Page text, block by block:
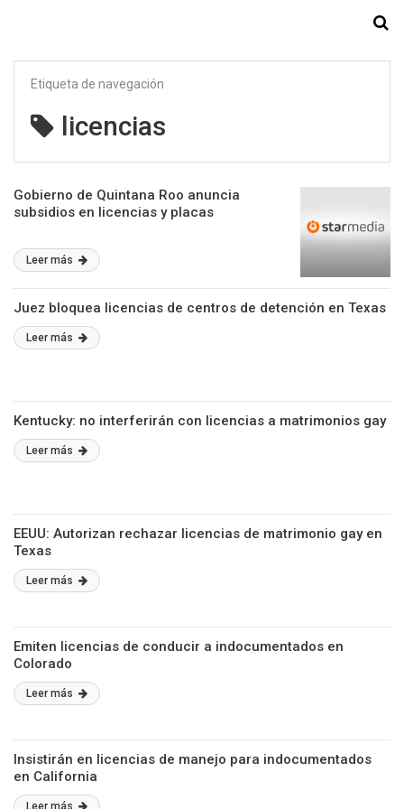
Etiqueta de navegación
licencias
Gobierno de Quintana Roo anuncia
subsidios en licencias y placas
Leer más
Juez bloquea licencias de centros de detención en Texas
Leer más
Kentucky: no interferirán con licencias a matrimonios gay
Leer más
EEUU: Autorizan rechazar licencias de matrimonio gay en
Texas
Leer más
Emiten licencias de conducir a indocumentados en
Colorado
Leer más
Insistirán en licencias de manejo para indocumentados
en California
Leer más